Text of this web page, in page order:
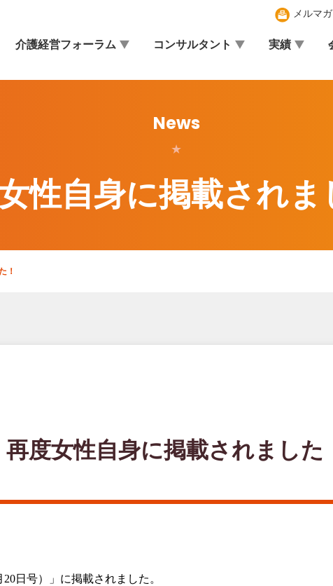
メルマガ
介護経営フォーラム コンサルタント 実績
News
★
性自身に掲載されま
！
再度女性自身に掲載されました
20日号）」に掲載されました。